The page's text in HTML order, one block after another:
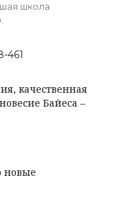
школа
461
качественная
Байеса –
новые